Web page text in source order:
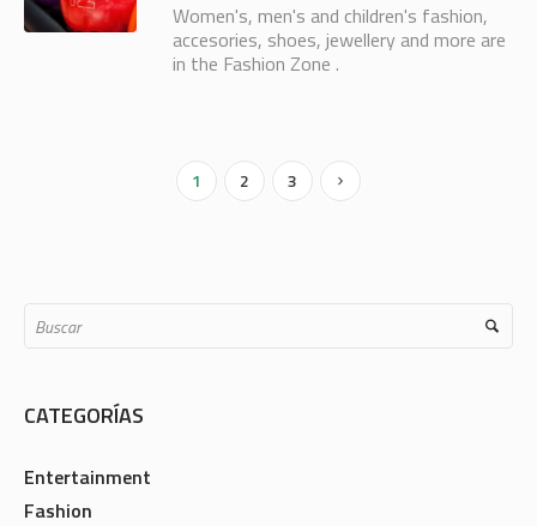
Women's, men's and children's fashion,
accesories, shoes, jewellery and more are
in the Fashion Zone .
1 2 3
CATEGORÍAS
Entertainment
Fashion